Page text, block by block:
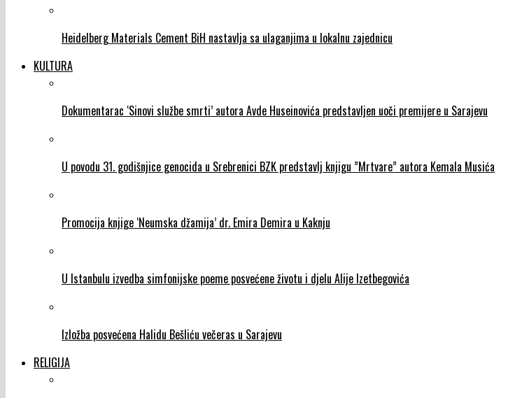
Heidelberg Materials Cement BiH nastavlja sa ulaganjima u lokalnu zajednicu
KULTURA
Dokumentarac ‘Sinovi službe smrti’ autora Avde Huseinovića predstavljen uoči premijere u Sarajevu
U povodu 31. godišnjice genocida u Srebrenici BZK predstavlj knjigu ”Mrtvare” autora Kemala Musića
Promocija knjige ‘Neumska džamija’ dr. Emira Demira u Kaknju
U Istanbulu izvedba simfonijske poeme posvećene životu i djelu Alije Izetbegovića
Izložba posvećena Halidu Bešliću večeras u Sarajevu
RELIGIJA